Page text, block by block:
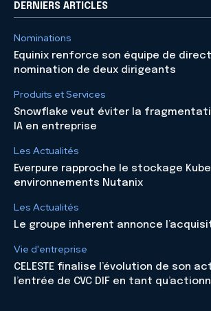
DERNIERS ARTICLES
Nominations
Equinix renforce son équipe de
nomination de deux dirigeants
Produits et Services
Snowflake veut éviter la
IA en entreprise
Les Actualités
Everpure rapproche le stockage
environnements Nutanix
Les Actualités
Le groupe inherent annonce
Vie d'entreprise
CELESTE finalise l’évolution de son
l’entrée de CVC DIF en tant